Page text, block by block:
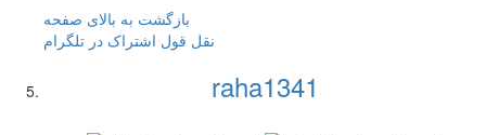
بازگشت به بالای صفحه
نقل قول اشتراک در تلگرام
raha1341